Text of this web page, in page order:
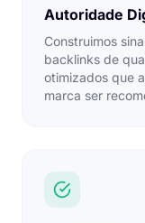
Autoridade
Construimos
backlinks de
otimizados que
marca ser